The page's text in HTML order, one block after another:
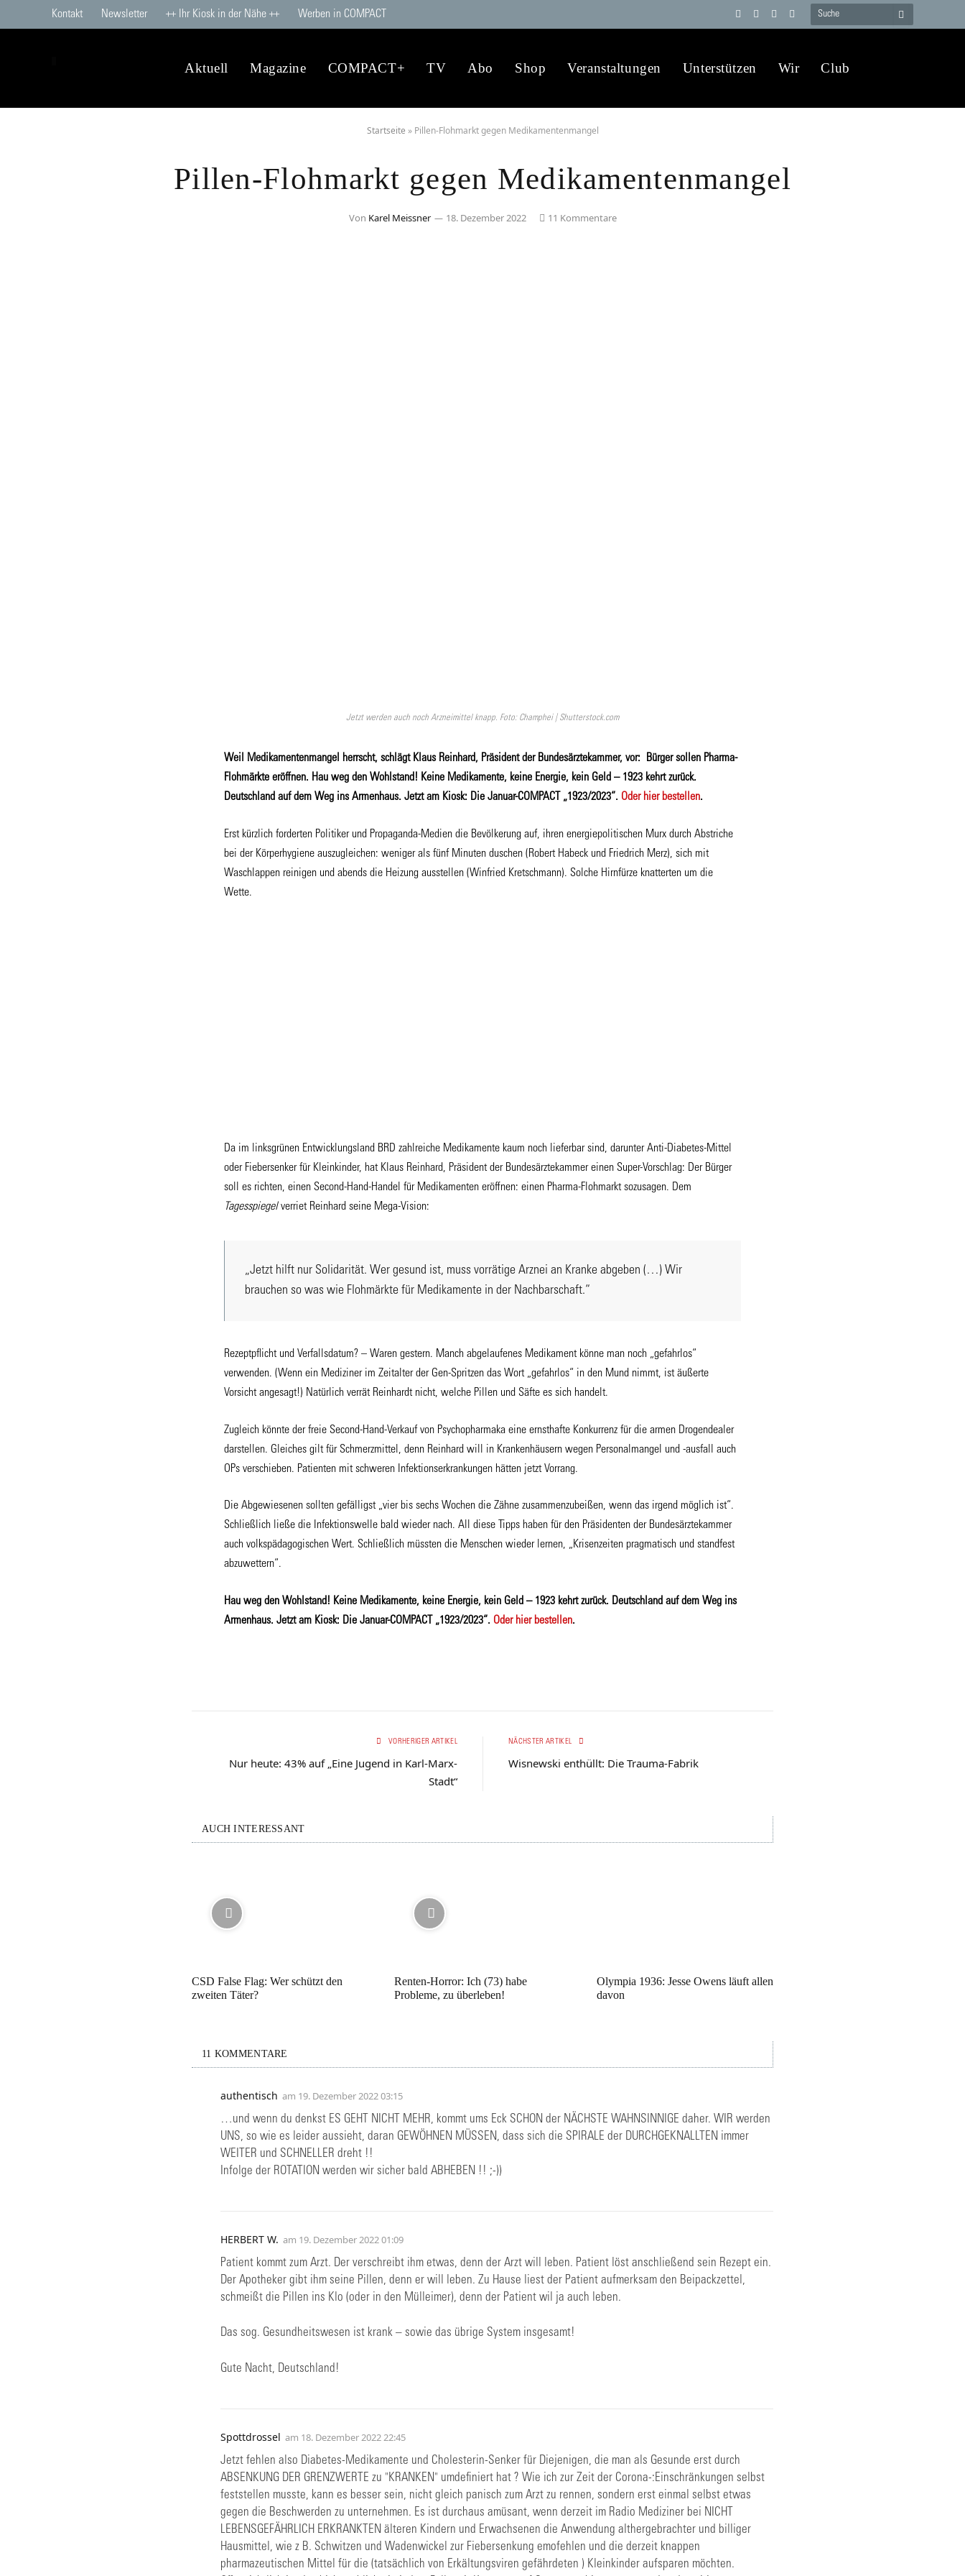
Kontakt Newsletter ++ Ihr Kiosk in der Nähe ++ Werben in COMPACT
TelegramYouTube
X
WhatsApp
Aktuell Magazine COMPACT+ TV Abo Shop Veranstaltungen Unterstützen Wir Club
Startseite » Pillen-Flohmarkt gegen Medikamentenmangel
Pillen-Flohmarkt gegen Medikamentenmangel
Von Karel Meissner 18. Dezember 2022 11 Kommentare
Jetzt werden auch noch Arzneimittel knapp. Foto: Champhei | Shutterstock.com
Weil Medikamentenmangel herrscht, schlägt Klaus Reinhard, Präsident der Bundesärztekammer, vor: Bürger sollen Pharma-
Flohmärkte eröffnen. Hau weg den Wohlstand! Keine Medikamente, keine Energie, kein Geld – 1923 kehrt zurück.
Deutschland auf dem Weg ins Armenhaus. Jetzt am Kiosk: Die Januar-COMPACT „1923/2023“. Oder hier bestellen.
Erst kürzlich forderten Politiker und Propaganda-Medien die Bevölkerung auf, ihren energiepolitischen Murx durch Abstriche
bei der Körperhygiene auszugleichen: weniger als fünf Minuten duschen (Robert Habeck und Friedrich Merz), sich mit
Waschlappen reinigen und abends die Heizung ausstellen (Winfried Kretschmann). Solche Hirnfürze knatterten um die
Wette.
Da im linksgrünen Entwicklungsland BRD zahlreiche Medikamente kaum noch lieferbar sind, darunter Anti-Diabetes-Mittel
oder Fiebersenker für Kleinkinder, hat Klaus Reinhard, Präsident der Bundesärztekammer einen Super-Vorschlag: Der Bürger
soll es richten, einen Second-Hand-Handel für Medikamenten eröffnen: einen Pharma-Flohmarkt sozusagen. Dem
Tagesspiegelverriet Reinhard seine Mega-Vision:
„Jetzt hilft nur Solidarität. Wer gesund ist, muss vorrätige Arznei an Kranke abgeben (…) Wir
brauchen so was wie Flohmärkte für Medikamente in der Nachbarschaft.“
Rezeptpflicht und Verfallsdatum? – Waren gestern. Manch abgelaufenes Medikament könne man noch „gefahrlos“
verwenden. (Wenn ein Mediziner im Zeitalter der Gen-Spritzen das Wort „gefahrlos“ in den Mund nimmt, ist äußerte
Vorsicht angesagt!) Natürlich verrät Reinhardt nicht, welche Pillen und Säfte es sich handelt.
Zugleich könnte der freie Second-Hand-Verkauf von Psychopharmaka eine ernsthafte Konkurrenz für die armen Drogendealer
darstellen. Gleiches gilt für Schmerzmittel, denn Reinhard will in Krankenhäusern wegen Personalmangel und -ausfall auch
OPs verschieben. Patienten mit schweren Infektionserkrankungen hätten jetzt Vorrang.
Die Abgewiesenen sollten gefälligst „vier bis sechs Wochen die Zähne zusammenzubeißen, wenn das irgend möglich ist“.
Schließlich ließe die Infektionswelle bald wieder nach. All diese Tipps haben für den Präsidenten der Bundesärztekammer
auch volkspädagogischen Wert. Schließlich müssten die Menschen wieder lernen, „Krisenzeiten pragmatisch und standfest
abzuwettern“.
Hau weg den Wohlstand! Keine Medikamente, keine Energie, kein Geld – 1923 kehrt zurück. Deutschland auf dem Weg ins
Armenhaus. Jetzt am Kiosk: Die Januar-COMPACT „1923/2023“. Oder hier bestellen.
VORHERIGER ARTIKEL
Nur heute: 43% auf „Eine Jugend in Karl-Marx-
Stadt“
NÄCHSTER ARTIKEL
Wisnewski enthüllt: Die Trauma-Fabrik
AUCH INTERESSANT
CSD False Flag: Wer schützt den
zweiten Täter?
Renten-Horror: Ich (73) habe
Probleme, zu überleben!
Olympia 1936: Jesse Owens läuft allen
davon
11 KOMMENTARE
authentisch am 19. Dezember 2022 03:15
…und wenn du denkst ES GEHT NICHT MEHR, kommt ums Eck SCHON der NÄCHSTE WAHNSINNIGE daher. WIR werden
UNS, so wie es leider aussieht, daran GEWÖHNEN MÜSSEN, dass sich die SPIRALE der DURCHGEKNALLTEN immer
WEITER und SCHNELLER dreht !!
Infolge der ROTATION werden wir sicher bald ABHEBEN !! ;-))
HERBERT W. am 19. Dezember 2022 01:09
Patient kommt zum Arzt. Der verschreibt ihm etwas, denn der Arzt will leben. Patient löst anschließend sein Rezept ein.
Der Apotheker gibt ihm seine Pillen, denn er will leben. Zu Hause liest der Patient aufmerksam den Beipackzettel,
schmeißt die Pillen ins Klo (oder in den Mülleimer), denn der Patient wil ja auch leben.
Das sog. Gesundheitswesen ist krank – sowie das übrige System insgesamt!
Gute Nacht, Deutschland!
Spottdrossel am 18. Dezember 2022 22:45
Jetzt fehlen also Diabetes-Medikamente und Cholesterin-Senker für Diejenigen, die man als Gesunde erst durch
ABSENKUNG DER GRENZWERTE zu "KRANKEN" umdefiniert hat ? Wie ich zur Zeit der Corona-:Einschränkungen selbst
feststellen musste, kann es besser sein, nicht gleich panisch zum Arzt zu rennen, sondern erst einmal selbst etwas
gegen die Beschwerden zu unternehmen. Es ist durchaus amüsant, wenn derzeit im Radio Mediziner bei NICHT
LEBENSGEFÄHRLICH ERKRANKTEN älteren Kindern und Erwachsenen die Anwendung althergebrachter und billiger
Hausmittel, wie z B. Schwitzen und Wadenwickel zur Fiebersenkung emofehlen und die derzeit knappen
pharmazeutischen Mittel für die (tatsächlich von Erkältungsviren gefährdeten ) Kleinkinder aufsparen möchten.